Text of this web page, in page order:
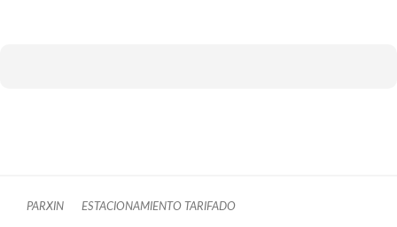
PARXIN ESTACIONAMIENTO TARIFADO